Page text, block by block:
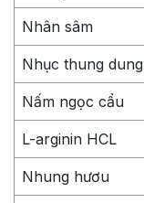
Nhân sâm
Nhục thung dung
Nấm ngọc cẩu
L-arginin HCL
Nhung hươu